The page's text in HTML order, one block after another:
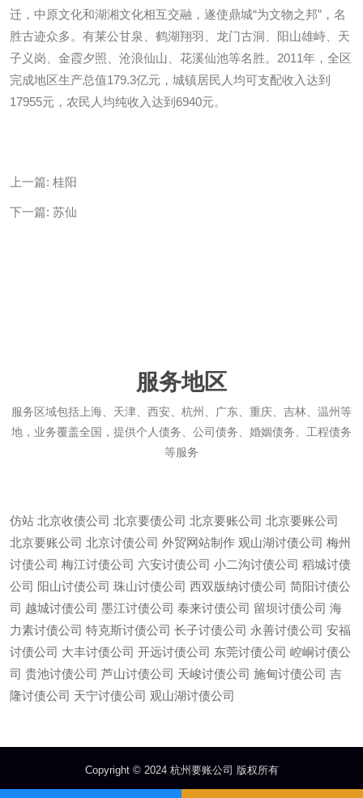
迁，中原文化和湖湘文化相互交融，遂使鼎城“为文物之邦”，名
胜古迹众多。有莱公甘泉、鹤湖翔羽、龙门古洞、阳山雄峙、天
子义岗、金霞夕照、沧浪仙山、花溪仙池等名胜。2011年，全区
完成地区生产总值179.3亿元，城镇居民人均可支配收入达到
17955元，农民人均纯收入达到6940元。
上一篇: 桂阳
下一篇: 苏仙
服务地区
服务区域包括上海、天津、西安、杭州、广东、重庆、吉林、温州等
地，业务覆盖全国，提供个人债务、公司债务、婚姻债务、工程债务
等服务
仿站 北京收债公司 北京要债公司 北京要账公司 北京要账公司
北京要账公司 北京讨债公司 外贸网站制作 观山湖讨债公司 梅州
讨债公司 梅江讨债公司 六安讨债公司 小二沟讨债公司 稻城讨债
公司 阳山讨债公司 珠山讨债公司 西双版纳讨债公司 简阳讨债公
司 越城讨债公司 墨江讨债公司 泰来讨债公司 留坝讨债公司 海
力素讨债公司 特克斯讨债公司 长子讨债公司 永善讨债公司 安福
讨债公司 大丰讨债公司 开远讨债公司 东莞讨债公司 崆峒讨债公
司 贵池讨债公司 芦山讨债公司 天峻讨债公司 施甸讨债公司 吉
隆讨债公司 天宁讨债公司 观山湖讨债公司
Copyright © 2024 杭州要账公司 版权所有
微信13685747439